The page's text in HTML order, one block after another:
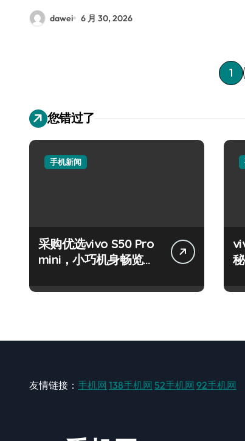
dawei 6 月 30, 2026
文
分
页
1
您错过了
手机新闻
采购优选vivo S50 Pro
mini，小巧机身畅览海
友情链接： 手机网 138手机网 52手机网 92手机网